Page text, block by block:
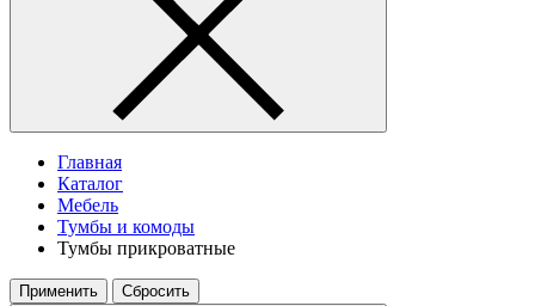
Главная
Каталог
Мебель
Тумбы и комоды
Тумбы прикроватные